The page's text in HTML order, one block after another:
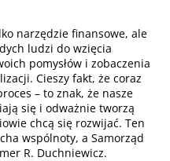
narzędzie finansowe, ale
ludzi do wzięcia
pomysłów i zobaczenia
Cieszy fakt, że coraz
– to znak, że nasze
się i odważnie tworzą
chcą się rozwijać. Ten
wspólnoty, a Samorząd
R. Duchniewicz.